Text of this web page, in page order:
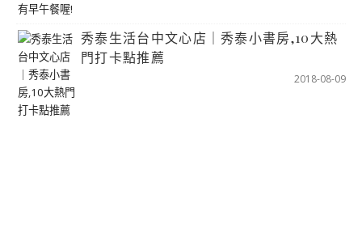
秀泰生活台中文心店｜秀泰小書房,10大熱
門打卡點推薦
2018-08-09